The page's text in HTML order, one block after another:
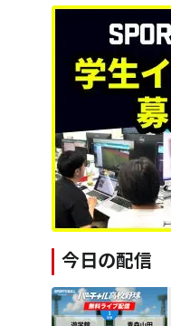
今日の配信